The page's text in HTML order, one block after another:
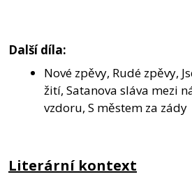
Další díla:
Nové zpěvy, Rudé zpěvy,
žití, Satanova sláva mezi
vzdoru, S městem za zády
Literární kontext